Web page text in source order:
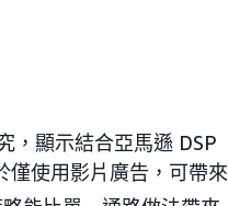
，顯示結合亞馬遜 DSP
僅使用影片廣告，可帶來